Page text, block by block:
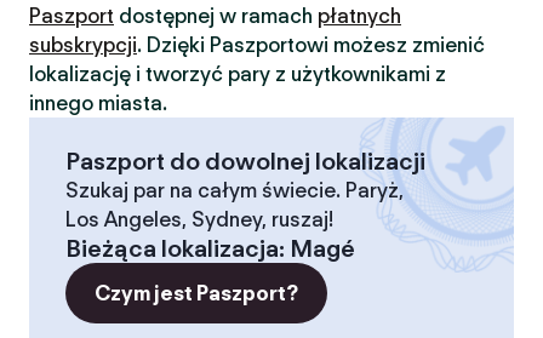
Paszport dostępnej w ramach płatnych
subskrypcji. Dzięki Paszportowi możesz zmienić
lokalizację i tworzyć pary z użytkownikami z
innego miasta.
Paszport do dowolnej lokalizacji
Szukaj par na całym świecie. Paryż,
Los Angeles, Sydney, ruszaj!
Bieżąca lokalizacja: Magé
Czym jest Paszport?